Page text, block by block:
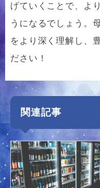
げていくことで、よ
うになるでしょう。
をより深く理解し、
ださい！
関連記事